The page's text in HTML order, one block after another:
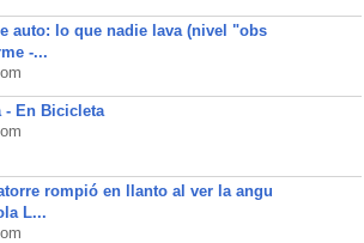
auto: lo que nadie lava (nivel "obs
-...
- En Bicicleta
rompió en llanto al ver la angu
L...